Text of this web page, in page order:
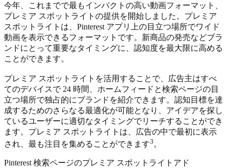
今年、これまでで最もインパクトの高い動画フォーマット、
プレミア スポットライト の提供を開始しました。プレミア
スポットライトは、Pinterest アプリ上の目立つ場所でワイド
動画を表示できるフォーマットです。新商品の発売などブラ
ンドにとって重要なタイミングに、認知度を最大限に高める
ことができます。
プレミア スポットライトを活用することで、広告主はすべ
てのデバイスで 24 時間、ホームフィードと検索ページの目
立つ場所で独占的にブランドを紹介できます。認知目標を達
成するためのさらなる最適化が可能となり、アイデアを探し
ているユーザーに適切なタイミングでリーチすることができ
ます。プレミア スポットライトは、広告の中で最初に表示
され、最も注目を集めることができます3 。
Pinterest 検索ページのプレミア スポットライトアド